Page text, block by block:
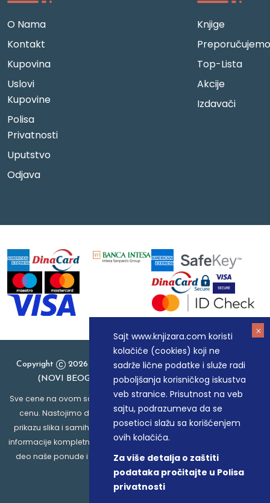
Sajt www.knjizara.com koristi
kolačiće (cookies) koji ne
sadrže lične podatke i služe radi
poboljšanja korisničkog iskustva
veb stranice. Prisutnost na veb
sajtu, podrazumeva da se
posetioci slažu sa korišćenjem
ovih kolačića.
Za više detalja o zaštiti
podataka pročitajte u Polisa
privatnosti
O Nama
Kontakt
Kupovina
Uslovi
Kupovine
Polisa
Privatnosti
Uputstvo
Odjava
Knjige
Preporučujemo
Top-Lista
Akcije
Izdavači
Copyright
2026 Knjizara.com - MAKART DOO BEOGRAD
(NOVI BEOGRAD), PIB: 105184104, MB: 20337524
Sve cene na ovom sajtu iskazane su u dinarima. PDV je uračunat u
cenu. Nastojimo da budemo što precizniji u opisu proizvoda,
prikazu slika i samih cena, ali ne možemo garantovati da su sve
informacije kompletne i bez grešaka. Svi artikli prikazani na sajtu su
deo naše ponude i ne podrazumeva da su dostupni u svakom
trenutku.